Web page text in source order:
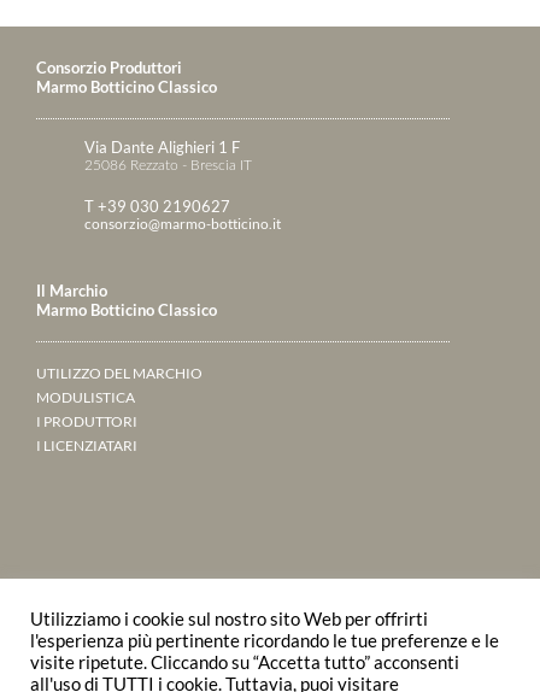
Utilizziamo i cookie sul nostro sito Web per offrirti
l'esperienza più pertinente ricordando le tue preferenze e le
visite ripetute. Cliccando su “Accetta tutto” acconsenti
all'uso di TUTTI i cookie. Tuttavia, puoi visitare
Consorzio Produttori
Marmo Botticino Classico
Via Dante Alighieri 1 F
25086 Rezzato - Brescia IT
T +39 030 2190627
consorzio@marmo-botticino.it
Il Marchio
Marmo Botticino Classico
UTILIZZO DEL MARCHIO
MODULISTICA
I PRODUTTORI
I LICENZIATARI
SFOGLIALO ONLINE